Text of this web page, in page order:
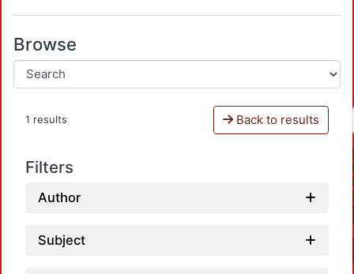
Browse
1 results Back to results
Filters
Author
Subject